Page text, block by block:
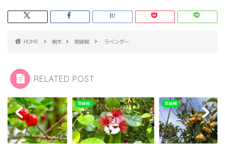
HOME 樹木 常緑樹 ラベンダー
RELATED POST
常緑樹 常緑樹